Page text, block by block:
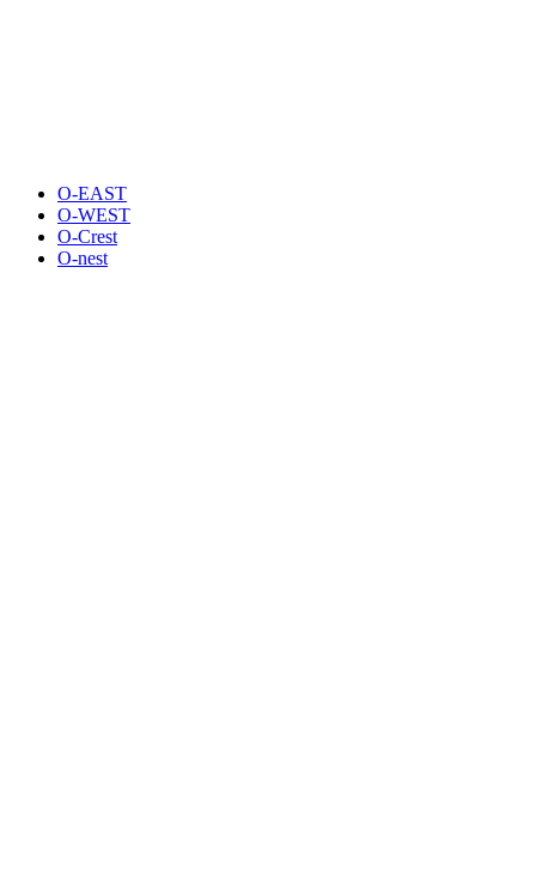
O-EAST
O-WEST
O-Crest
O-nest